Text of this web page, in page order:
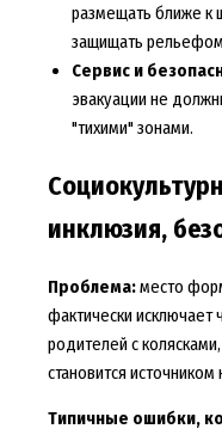
размещать ближе к
защищать
Сервис и
эвакуации не
"тихими" зонами.
инклюзия,
Проблема:место
фактически исключает
родителей с
становится
Типичные ошибки,